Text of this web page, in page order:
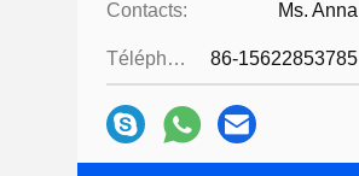
Contacts: Ms. Anna
Téléphone: 86-15622853785